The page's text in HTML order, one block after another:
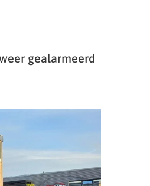
gealarmeerd